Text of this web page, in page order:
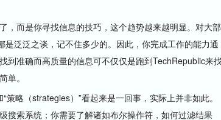
而是你寻找信息的技巧，这个趋势越来越明显。对大部
是泛泛之谈，记不住多少的。因此，你完成工作的能力通
到准确而高质量的信息可不仅仅是跑到TechRepublic来
单。
略（strategies）”看起来是一回事，实际上并非如此。
搜索系统；你需要了解诸如布尔操作符，如何过滤结果